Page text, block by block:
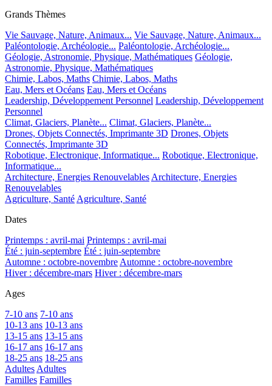
Grands Thèmes
Vie Sauvage, Nature, Animaux... Vie Sauvage, Nature, Animaux...
Paléontologie, Archéologie... Paléontologie, Archéologie...
Géologie, Astronomie, Physique, Mathématiques Géologie,
Astronomie, Physique, Mathématiques
Chimie, Labos, Maths Chimie, Labos, Maths
Eau, Mers et Océans Eau, Mers et Océans
Leadership, Développement Personnel Leadership, Développement
Personnel
Climat, Glaciers, Planète... Climat, Glaciers, Planète...
Drones, Objets Connectés, Imprimante 3D Drones, Objets
Connectés, Imprimante 3D
Robotique, Electronique, Informatique... Robotique, Electronique,
Informatique...
Architecture, Energies RenouvelablesArchitecture, Energies
Renouvelables
Agriculture, SantéAgriculture, Santé
Dates
Printemps : avril-mai Printemps : avril-mai
Été : juin-septembre Été : juin-septembre
Automne : octobre-novembreAutomne : octobre-novembre
Hiver : décembre-mars Hiver : décembre-mars
Ages
7-10 ans 7-10 ans
10-13 ans 10-13 ans
13-15 ans 13-15 ans
16-17 ans 16-17 ans
18-25 ans 18-25 ans
AdultesAdultes
Familles Familles